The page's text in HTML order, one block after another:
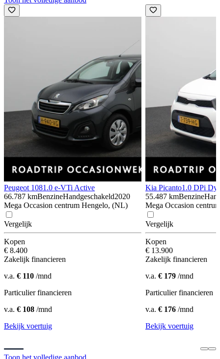
Peugeot 1081.0 e-VTi Active
66.787 kmBenzineHandgeschakeld2020
Mega Occasion centrum Hengelo, (NL)
Vergelijk
Kopen
€ 8.400
Zakelijk financieren
v.a. € 110 /mnd
Particulier financieren
v.a. € 108 /mnd
Bekijk voertuig
Kia Picanto1.0 DPi
55.487 kmBenzine
Mega Occasion
Vergelijk
Kopen
€ 13.900
Zakelijk financieren
v.a. € 179 /mnd
Particulier financieren
v.a. € 176 /mnd
Bekijk voertuig